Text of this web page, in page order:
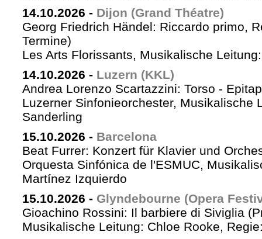
14.10.2026 - Dijon (Grand Théatre)
Georg Friedrich Händel: Riccardo primo,
Termine)
Les Arts Florissants, Musikalische
14.10.2026 - Luzern (KKL)
Andrea Lorenzo Scartazzini: Torso -
Luzerner Sinfonieorchester, Musikalische
Sanderling
15.10.2026 - Barcelona
Beat Furrer: Konzert für Klavier und
Orquesta Sinfónica de l'ESMUC,
Martínez Izquierdo
15.10.2026 - Glyndebourne (Opera
Gioachino Rossini: Il barbiere di Siviglia
Musikalische Leitung: Chloe Rooke,